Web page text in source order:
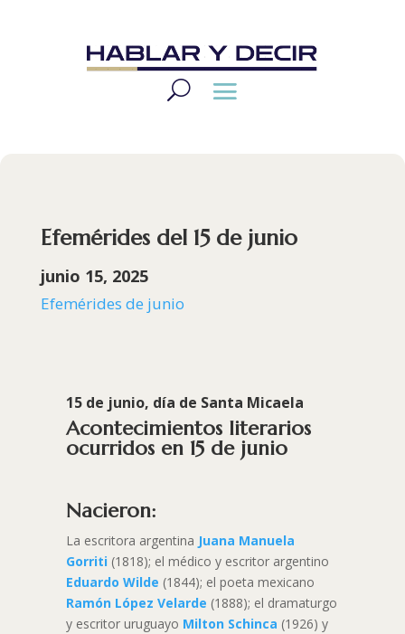
Efemérides del 15 de junio
junio 15, 2025
Efemérides de junio
15 de junio, día de Santa Micaela
Acontecimientos literarios
ocurridos en 15 de junio
Nacieron:
La escritora argentina Juana Manuela
Gorriti(1818); el médico y escritor argentino
Eduardo Wilde (1844); el poeta mexicano
Ramón López Velarde (1888); el dramaturgo
y escritor uruguayo Milton Schinca (1926) y